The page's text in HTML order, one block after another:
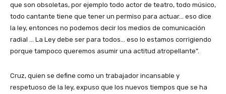
que son obsoletas, por ejemplo todo actor de teatro, todo músico,
todo cantante tiene que tener un permiso para actuar… eso dice
la ley, entonces no podemos decir los medios de comunicación
radial … La Ley debe ser para todos… eso lo estamos corrigiendo
porque tampoco queremos asumir una actitud atropellante”.
Cruz, quien se define como un trabajador incansable y
respetuoso de la ley, expuso que los nuevos tiempos que se ha